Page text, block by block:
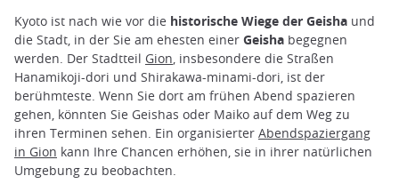
Kyoto ist nach wie vor die historische Wiege der Geisha und
die Stadt, in der Sie am ehesten einer Geisha begegnen
werden. Der Stadtteil Gion, insbesondere die Straßen
Hanamikoji-dori und Shirakawa-minami-dori, ist der
berühmteste. Wenn Sie dort am frühen Abend spazieren
gehen, könnten Sie Geishas oder Maiko auf dem Weg zu
ihren Terminen sehen. Ein organisierter Abendspaziergang
in Gion kann Ihre Chancen erhöhen, sie in ihrer natürlichen
Umgebung zu beobachten.